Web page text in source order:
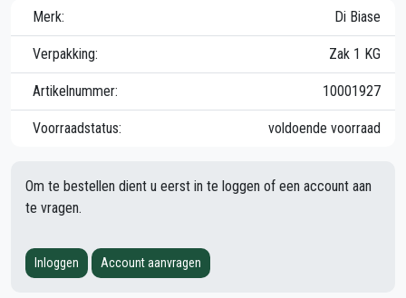
Merk:
Di Biase
Verpakking: Zak 1 KG
Artikelnummer: 10001927
Voorraadstatus: voldoende voorraad
Om te bestellen dient u eerst in te loggen of een account aan
te vragen.
Inloggen Account aanvragen